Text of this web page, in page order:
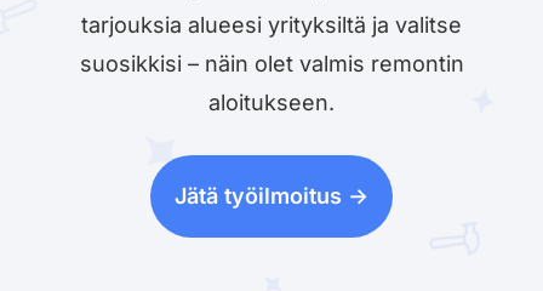
tarjouksia alueesi yrityksiltä ja valitse
suosikkisi – näin olet valmis remontin
aloitukseen.
Jätä työilmoitus ->